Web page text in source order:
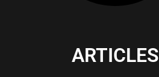
ARTICLES